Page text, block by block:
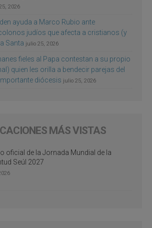
2026
ayuda a Marco Rubio ante
judíos que afecta a cristianos (y
Santa julio 25, 2026
fieles al Papa contestan a su propio
quien les orilla a bendecir parejas del
diócesis julio 25, 2026
MÁS VISTAS
oficial de la Jornada Mundial de la
Seúl 2027